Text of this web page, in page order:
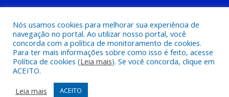
Todos os direitos reservados a Prefeitura Municipal de Cachoeira
do Piriá
Mapa do Site
Acessar o Webmail
Nós usamos cookies para melhorar sua experiência de
navegação no portal. Ao utilizar nosso portal, você
concorda com a política de monitoramento de cookies.
Para ter mais informações sobre como isso é feito, acesse
Política de cookies (Leia mais). Se você concorda, clique em
ACEITO.
Leia mais
ACEITO